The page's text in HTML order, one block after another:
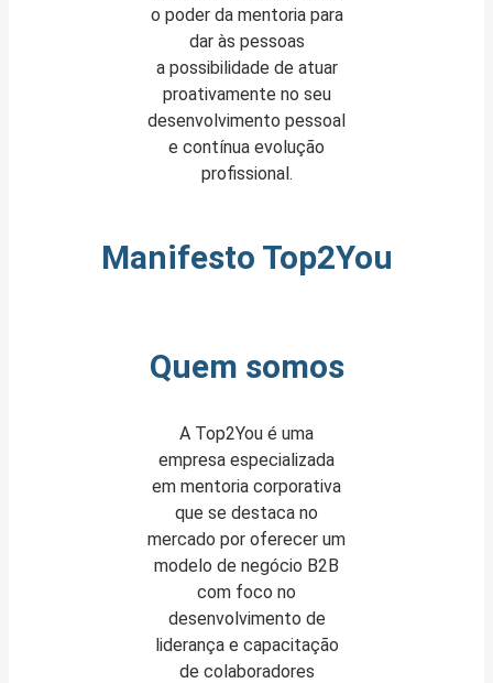
o poder da mentoria para
dar às pessoas
a possibilidade de atuar
proativamente no seu
desenvolvimento pessoal
e contínua evolução
profissional.
Manifesto Top2You
Quem somos
A Top2You é uma
empresa especializada
em mentoria corporativa
que se destaca no
mercado por oferecer um
modelo de negócio B2B
com foco no
desenvolvimento de
liderança e capacitação
de colaboradores